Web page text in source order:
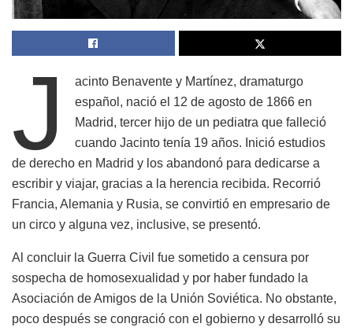
J
acinto Benavente y Martínez, dramaturgo
español, nació el 12 de agosto de 1866 en
Madrid, tercer hijo de un pediatra que falleció
cuando Jacinto tenía 19 años. Inició estudios
de derecho en Madrid y los abandonó para dedicarse a
escribir y viajar, gracias a la herencia recibida. Recorrió
Francia, Alemania y Rusia, se convirtió en empresario de
un circo y alguna vez, inclusive, se presentó.
Al concluir la Guerra Civil fue sometido a censura por
sospecha de homosexualidad y por haber fundado la
Asociación de Amigos de la Unión Soviética. No obstante,
poco después se congració con el gobierno y desarrolló su